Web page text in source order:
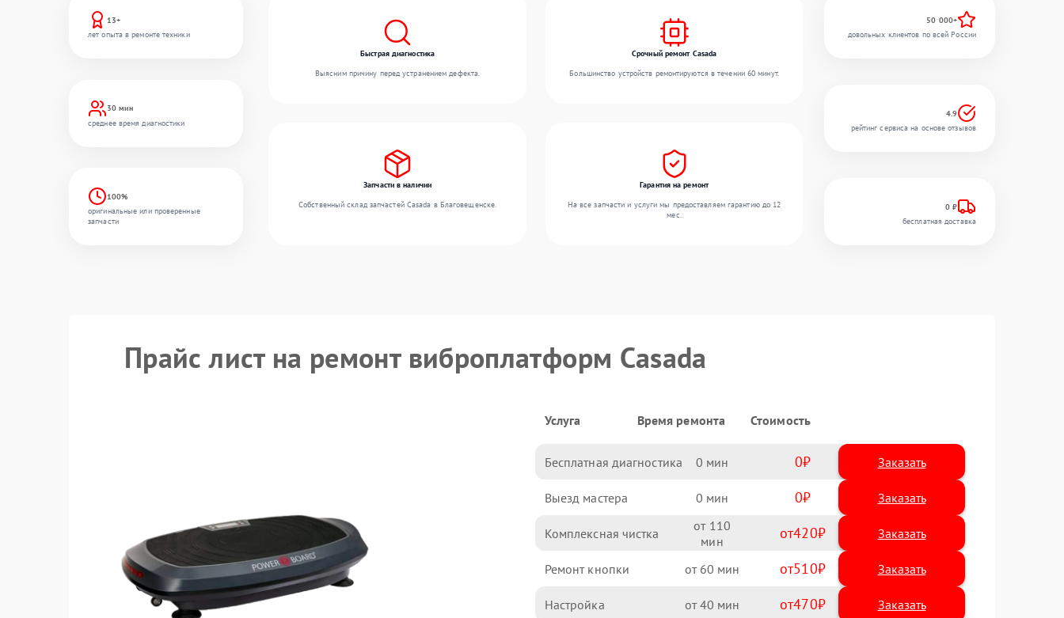
13+
лет опыта в ремонте техники
30 мин
среднее время диагностики
100%
оригинальные или проверенные
запчасти
Быстрая диагностика
Выясним причину перед устранением дефекта.
Срочный ремонт Casada
Большинство устройств ремонтируются в течении 60 минут.
Запчасти в наличии
Собственный склад запчастей Casada в Благовещенске.
Гарантия на ремонт
На все запчасти и услуги мы предоставляем гарантию до 12
мес.
50 000+
довольных клиентов по всей России
4.9
рейтинг сервиса на основе отзывов
0 ₽
бесплатная доставка
Прайс лист на ремонт виброплатформ Casada
Услуга Время ремонта Стоимость
Бесплатная диагностика 0 0 Заказать
Выезд мастера 0 0 Заказать
Комплексная чистка 110 420
Ремонт кнопки 60 510
Настройка 40 470